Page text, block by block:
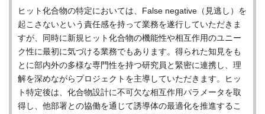
ヒット化合物の特定においては、False negative（見逃し）を
起こさないという責任感を持って業務を遂行していただきま
すが、同時に新規ヒット化合物の機能性や相互作用のユニー
ク性に最初に気づける業務でもあります。得られた知見をも
とに部内外の多様な専門性を持つ研究員と緊密に連携し、理
解を深めながらプロジェクトを主導していただきます。ヒッ
ト特定後は、化合物設計に不可欠な相互作用パラメータを取
得し、他部署との協働を通じて誘導体の最適化を推進するこ